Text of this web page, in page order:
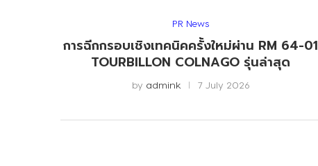
PR News
การฉีกกรอบเชิงเทคนิคครั้งใหม่ผ่าน RM 64-01
TOURBILLON COLNAGO รุ่นล่าสุด
by admink 7 July 2026